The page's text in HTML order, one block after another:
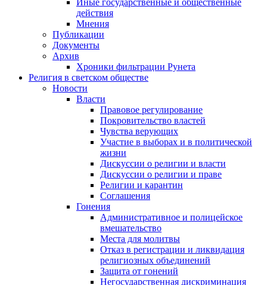
Иные государственные и общественные
действия
Мнения
Публикации
Документы
Архив
Хроники фильтрации Рунета
Религия в светском обществе
Новости
Власти
Правовое регулирование
Покровительство властей
Чувства верующих
Участие в выборах и в политической
жизни
Дискуссии о религии и власти
Дискуссии о религии и праве
Религии и карантин
Соглашения
Гонения
Административное и полицейское
вмешательство
Места для молитвы
Отказ в регистрации и ликвидация
религиозных объединений
Защита от гонений
Негосударственная дискриминация